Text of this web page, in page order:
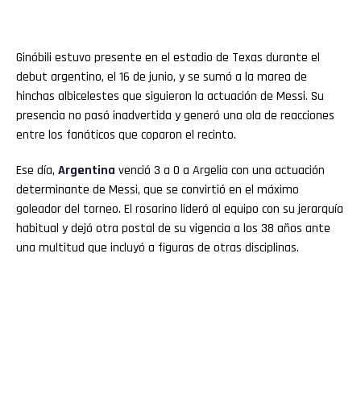
Ginóbili estuvo presente en el estadio de Texas durante el
debut argentino, el 16 de junio, y se sumó a la marea de
hinchas albicelestes que siguieron la actuación de Messi. Su
presencia no pasó inadvertida y generó una ola de reacciones
entre los fanáticos que coparon el recinto.
Ese día, Argentina venció 3 a 0 a Argelia con una actuación
determinante de Messi, que se convirtió en el máximo
goleador del torneo. El rosarino lideró al equipo con su jerarquía
habitual y dejó otra postal de su vigencia a los 38 años ante
una multitud que incluyó a figuras de otras disciplinas.